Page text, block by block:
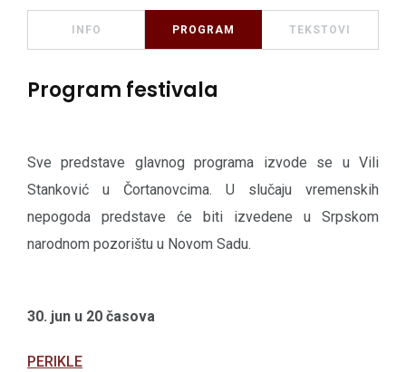
INFO PROGRAM TEKSTOVI
Program festivala
Sve predstave glavnog programa izvode se u Vili
Stanković u Čortanovcima. U slučaju vremenskih
nepogoda predstave će biti izvedene u Srpskom
narodnom pozorištu u Novom Sadu.
30. jun u 20 časova
PERIKLE